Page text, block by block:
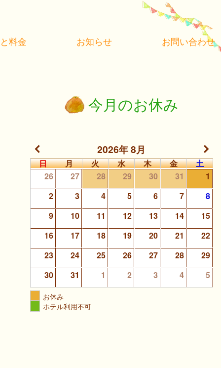
料金 お知らせ お問い合わせ
今月のお休み
2026年 8月
日 月 火 水 木 金
土
26
27 28 29 30 31
1
2
3 4 5 6 7
8
9
10 11 12 13 14
15
16
17 18 19 20 21
22
23
24 25 26 27 28
29
30
31 1 2 3 4 5
お休み
ホテル利用不可